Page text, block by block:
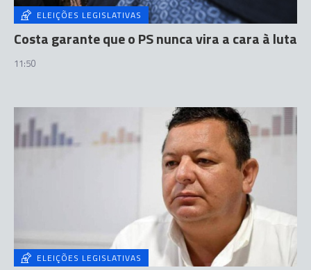
ELEIÇÕES LEGISLATIVAS
Costa garante que o PS nunca vira a cara à luta
11:50
ELEIÇÕES LEGISLATIVAS